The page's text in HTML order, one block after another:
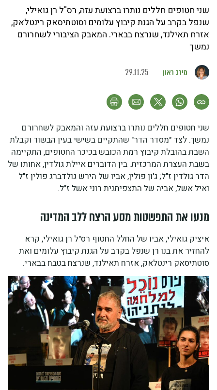
שני חטופים חללים נותרו ברצועת עזה, רס"ל רן גואילי,
שנפל בקרב על הגנת קיבוץ עלומים וסוטתיסאק רינטלאק,
אזרח תאילנד, שנרצח בבארי. המאבק הציבורי לשחרורם
נמשך
מירב ראון 29.11.25
שני חטופים חללים נותרו ברצועת עזה והמאבק לשחרורם
נמשך. לצד "מסדר הדר" שהתקיים בשישי בעין הבשור וקבלת
השבת בהובלת קיבוץ רמת הכובש בכיכר החטופים, התקיימה
בשבת העצרת המרכזית. בין הדוברים איילת גולדין, אחותו של
הדר גולדין ז"ל; ג'ון פולין, אביו של הירש גולדברג פולין ז"ל
ואיל אשל, אביה של התצפיתנית רוני אשל ז"ל.
מנעו את התפשטות מסע הרצח ללב המדינה
איציק גואילי, אביו של החלל החטוף רס"ל רן גואילי, קרא
להחזיר את בנו רן שנפל בקרב על הגנת קיבוץ עלומים ואת
סוטתיסאק רינטלאק, אזרח תאילנד, שנרצח בטבח בבארי.